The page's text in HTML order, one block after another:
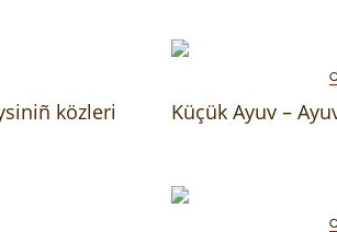
közleri Küçük Ayuv –